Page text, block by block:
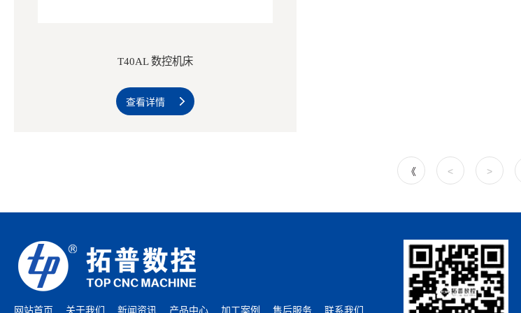
T40AL 数控机床
查看详情
《 < >
网站首页 关于我们 新闻资讯 产品中心 加工案例 售后服务 联系我们